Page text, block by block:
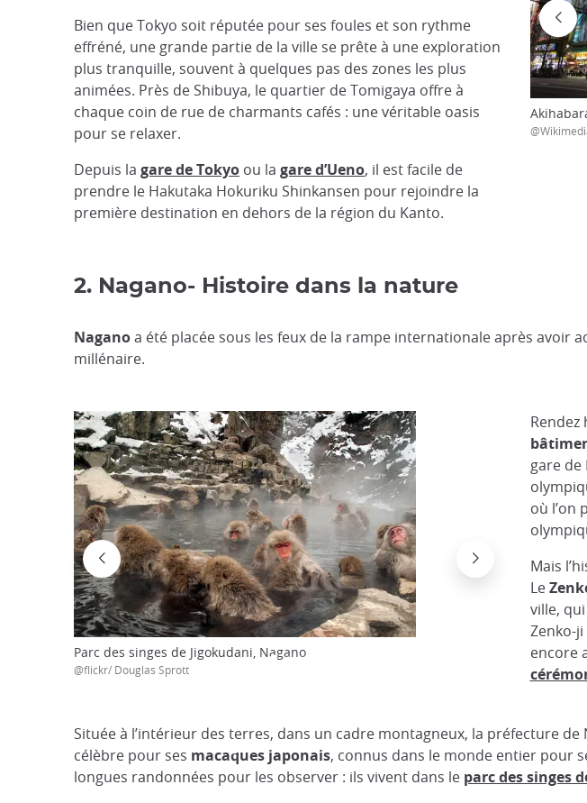
Bien que Tokyo soit réputée pour ses foules et son rythme
effréné, une grande partie de la ville se prête à une exploration
plus tranquille, souvent à quelques pas des zones les plus
animées. Près de Shibuya, le quartier de Tomigaya offre à
chaque coin de rue de charmants cafés : une véritable oasis
pour se relaxer.
Depuis la gare de Tokyo ou la gare d’Ueno, il est facile de
prendre le Hakutaka Hokuriku Shinkansen pour rejoindre la
première destination en dehors de la région du Kanto.
2. Nagano- Histoire dans la nature
Naganoa été placée sous les feux de la rampe internationale après avoir
millénaire.
gare de
où l’on
Mais
Le
ville,
Zenko-
encore
Parc des singes de Jigokudani, Nagano
@flickr/ Douglas Sprott
Bâtiment
Située à l’intérieur des terres, dans un cadre montagneux, la préfecture
célèbre pour ses macaques japonais, connus dans le monde entier pour
longues randonnées pour les observer : ils vivent dans le parc des singes